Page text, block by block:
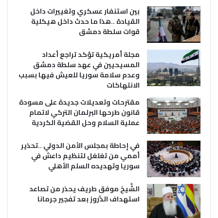
بين استنفار عسكري وتغييرات داخل
القيادة ..هذا ما حدث داخل هيكلية
قوات سلطة دمشق
مجلة أمريكية تؤكد تراجع أعداد
المسيحيين في عهد سلطة دمشق
وعدم سلامة سوريا للعيش فيها بسبب
الانتهاكات
مقترحات وتعديلات جديدة على مسودة
قانون طرحها البرلمان التركي لاتمام
عملية السلام وحل القضية الكردية
في إحاطة بمجلس الأمن الدولي ..تحذير
أممي من تغلغل لتنظيم داعش في
سوريا وتهديده السلم الأهلي
الشَّيخ موفق طريف يحذر من تصاعد
استهداف الدَّروز بعد تفجير جرمانا